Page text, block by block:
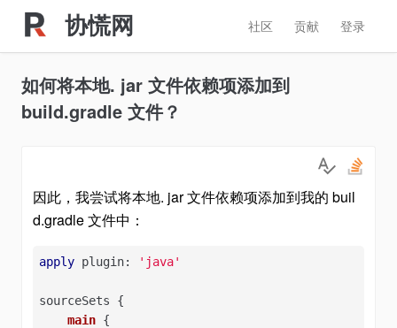
协慌网 登录
贡献
社区
如何将本地. jar 文件依赖项添加到
build.gradle 文件？
因此，我尝试将本地. jar 文件依赖项添加到我的 buil
d.gradle 文件中：
apply plugin: 'java'
sourceSets {
main {